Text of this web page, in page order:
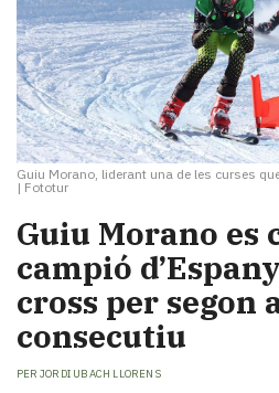
Guiu Morano, liderant una de les curses
| Fototur
Guiu Morano es
campió
cross per segon
consecutiu
PER JORDI UBACH LLORENS